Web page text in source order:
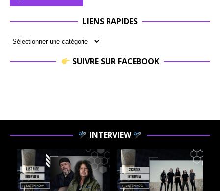
LIENS RAPIDES
SUIVRE SUR FACEBOOK
INTERVIEW